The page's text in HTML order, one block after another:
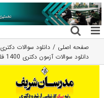
رفتن
به
محتوا
صفحه اصلی دانلود سوالات دکتری 1400
دانلود سوالات آزمون دکتری 1400 فلسفه (2136)